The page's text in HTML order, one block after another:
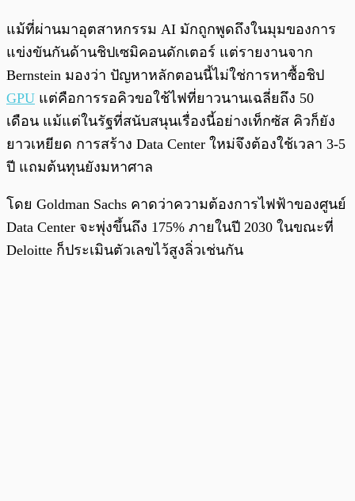
แม้ที่ผ่านมาอุตสาหกรรม AI มักถูกพูดถึงในมุมของการ
แข่งขันกันด้านชิปเซมิคอนดักเตอร์ แต่รายงานจาก
Bernstein มองว่า ปัญหาหลักตอนนี้ไม่ใช่การหาซื้อชิป
GPU แต่คือการรอคิวขอใช้ไฟที่ยาวนานเฉลี่ยถึง 50
เดือน แม้แต่ในรัฐที่สนับสนุนเรื่องนี้อย่างเท็กซัส คิวก็ยัง
ยาวเหยียด การสร้าง Data Center ใหม่จึงต้องใช้เวลา 3-5
ปี แถมต้นทุนยังมหาศาล
โดย Goldman Sachs คาดว่าความต้องการไฟฟ้าของศูนย์
Data Center จะพุ่งขึ้นถึง 175% ภายในปี 2030 ในขณะที่
Deloitte ก็ประเมินตัวเลขไว้สูงลิ่วเช่นกัน